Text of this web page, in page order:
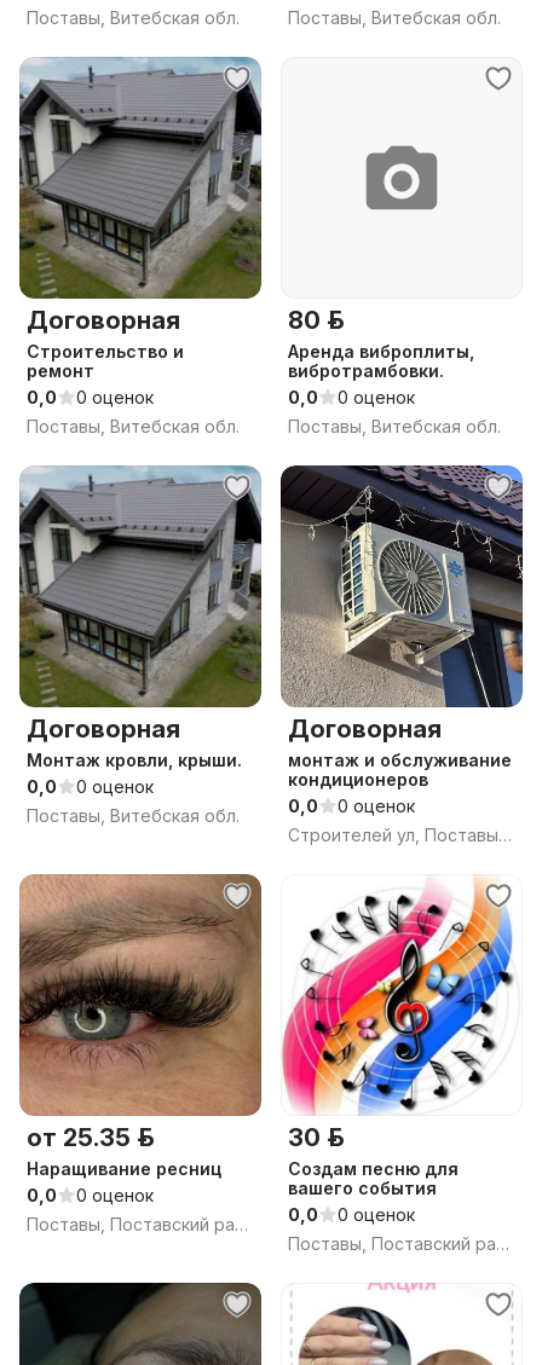
Поставы, Витебская обл.
Поставы, Витебская обл.
Договорная
Строительство и
ремонт
0,0
0 оценок
Поставы, Витебская обл.
80 р.
Аренда виброплиты,
вибротрамбовки.
0,0
0 оценок
Поставы, Витебская обл.
Договорная
Монтаж кровли, крыши.
0,0
0 оценок
Поставы, Витебская обл.
Договорная
монтаж и обслуживание
кондиционеров
0,0
0 оценок
Строителей ул, Поставы, Поставский район, Витебская область
от 25.35 р.
Наращивание ресниц
0,0
0 оценок
Поставы, Поставский район, Витебская область
30 р.
Создам песню для
вашего события
0,0
0 оценок
Поставы, Поставский район, Витебская область